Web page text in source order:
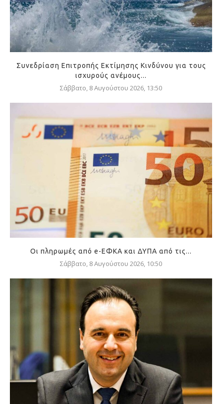
Συνεδρίαση Επιτροπής Εκτίμησης Κινδύνου για τους
ισχυρούς ανέμους...
Σάββατο, 8 Αυγούστου 2026, 13:50
Οι πληρωμές από e-ΕΦΚΑ και ΔΥΠΑ από τις...
Σάββατο, 8 Αυγούστου 2026, 10:50